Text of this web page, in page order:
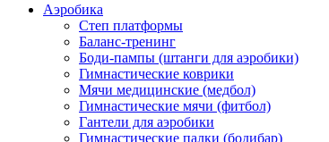
Аэробика
Степ платформы
Баланс-тренинг
Боди-пампы (штанги для аэробики)
Гимнастические коврики
Мячи медицинские (медбол)
Гимнастические мячи (фитбол)
Гантели для аэробики
Гимнастические палки (бодибар)